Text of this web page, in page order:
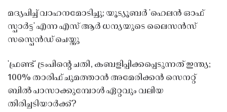
മദ്യപിച്ച് വാഹനമോടിച്ചു; യൂട്യൂബർ 'ഹെലൻ ഓഫ്
സ്പാർട്ട' എന്ന എസ് ആർ ധന്യയുടെ ലൈസൻസ്
സസ്പെൻഡ് ചെയ്തു ​​​​​​​
'ഫ്രണ്ട്' ട്രംപിന്റെ ചതി, കബളിപ്പിക്കപ്പെടുന്നത് ഇന്ത്യ;
100% താരിഫ് ചുമത്താൻ അമേരിക്കൻ സെനറ്റ്
ബിൽ പാസാക്കുമ്പോൾ ഏറ്റവും വലിയ
തിരിച്ചടിയാർക്ക്?